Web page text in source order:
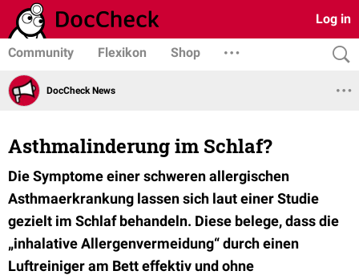
Log in
Community Flexikon Shop
DocCheck News
Asthmalinderung im Schlaf?
Die Symptome einer schweren allergischen
Asthmaerkrankung lassen sich laut einer Studie
gezielt im Schlaf behandeln. Diese belege, dass die
„inhalative Allergenvermeidung“ durch einen
Luftreiniger am Bett effektiv und ohne